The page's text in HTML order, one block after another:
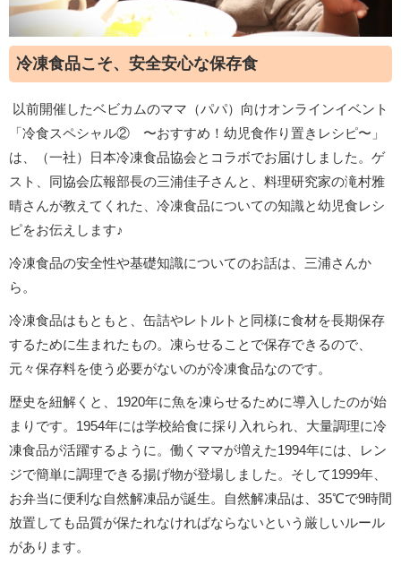
冷凍食品こそ、安全安心な保存食
以前開催したベビカムのママ（パパ）向けオンラインイベント
「冷食スペシャル② 〜おすすめ！幼児食作り置きレシピ〜」
は、（一社）日本冷凍食品協会とコラボでお届けしました。ゲ
スト、同協会広報部長の三浦佳子さんと、料理研究家の滝村雅
晴さんが教えてくれた、冷凍食品についての知識と幼児食レシ
ピをお伝えします♪
冷凍食品の安全性や基礎知識についてのお話は、三浦さんか
ら。
冷凍食品はもともと、缶詰やレトルトと同様に食材を長期保存
するために生まれたもの。凍らせることで保存できるので、
元々保存料を使う必要がないのが冷凍食品なのです。
歴史を紐解くと、1920年に魚を凍らせるために導入したのが始
まりです。1954年には学校給食に採り入れられ、大量調理に冷
凍食品が活躍するように。働くママが増えた1994年には、レン
ジで簡単に調理できる揚げ物が登場しました。そして1999年、
お弁当に便利な自然解凍品が誕生。自然解凍品は、35℃で9時間
放置しても品質が保たれなければならないという厳しいルール
があります。